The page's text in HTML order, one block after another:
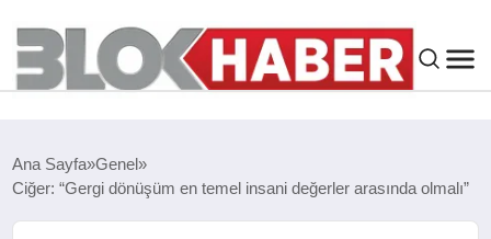
SIYASET
Ana Sayfa Genel
Ciğer: “Gergi dönüşüm en temel insani değerler arasında olmalı”